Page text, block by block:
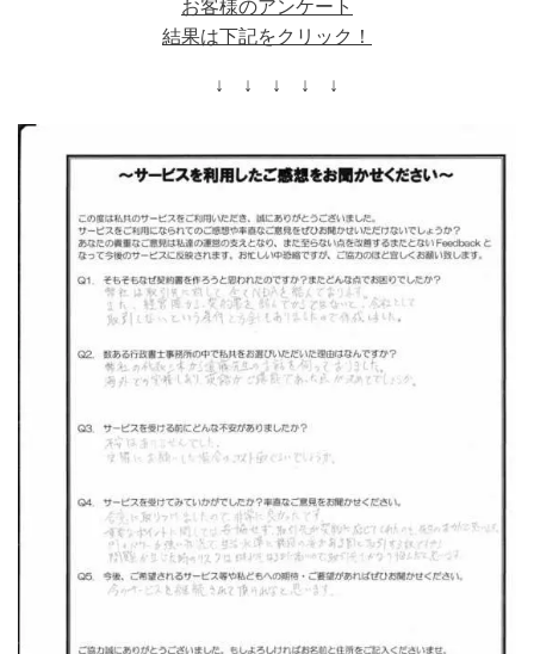
お客様のアンケート
結果は下記をクリック！
↓ ↓ ↓ ↓ ↓